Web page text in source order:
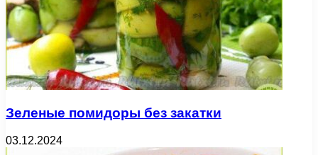
Зеленые помидоры без закатки
03.12.2024